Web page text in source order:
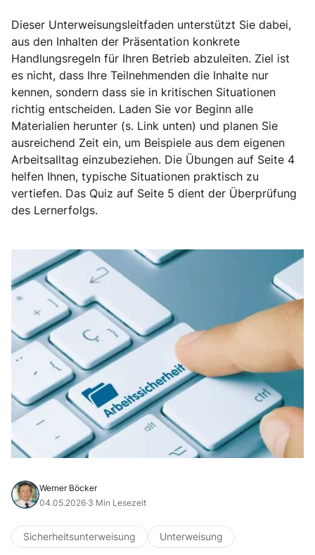
Dieser Unterweisungsleitfaden unterstützt Sie dabei,
aus den Inhalten der Präsentation konkrete
Handlungsregeln für Ihren Betrieb abzuleiten. Ziel ist
es nicht, dass Ihre Teilnehmenden die Inhalte nur
kennen, sondern dass sie in kritischen Situationen
richtig entscheiden. Laden Sie vor Beginn alle
Materialien herunter (s. Link unten) und planen Sie
ausreichend Zeit ein, um Beispiele aus dem eigenen
Arbeitsalltag einzubeziehen. Die Übungen auf Seite 4
helfen Ihnen, typische Situationen praktisch zu
vertiefen. Das Quiz auf Seite 5 dient der Überprüfung
des Lernerfolgs.
Werner Böcker
04.05.2026·3 Min Lesezeit
Sicherheitsunterweisung Unterweisung